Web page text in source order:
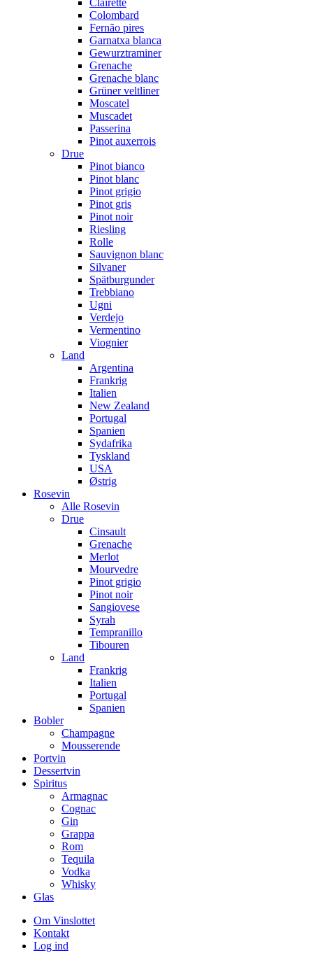
Colombard
Fernão pires
Garnatxa blanca
Gewurztraminer
Grenache
Grenache blanc
Grüner veltliner
Moscatel
Muscadet
Passerina
Pinot auxerrois
Drue
Pinot bianco
Pinot blanc
Pinot grigio
Pinot gris
Pinot noir
Riesling
Rolle
Sauvignon blanc
Silvaner
Spätburgunder
Trebbiano
Ugni
Verdejo
Vermentino
Viognier
Land
Argentina
Frankrig
Italien
New Zealand
Portugal
Spanien
Sydafrika
Tyskland
USA
Østrig
Rosevin
Alle Rosevin
Drue
Cinsault
Grenache
Merlot
Mourvedre
Pinot grigio
Pinot noir
Sangiovese
Syrah
Tempranillo
Tibouren
Land
Frankrig
Italien
Portugal
Spanien
Bobler
Champagne
Mousserende
Portvin
Dessertvin
Spiritus
Armagnac
Cognac
Gin
Grappa
Rom
Tequila
Vodka
Whisky
Glas
Om Vinslottet
Kontakt
Log ind